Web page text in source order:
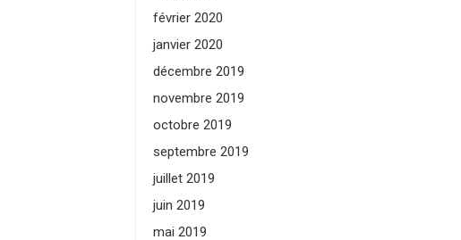
février 2020
janvier 2020
décembre 2019
novembre 2019
octobre 2019
septembre 2019
juillet 2019
juin 2019
mai 2019